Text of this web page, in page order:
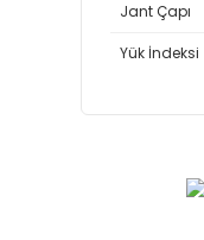
Jant Çapı
Yük İndeksi